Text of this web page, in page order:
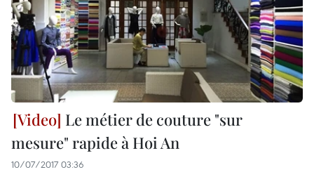
Le métier de couture "sur
mesure" rapide à Hoi An
10/07/2017 03:36